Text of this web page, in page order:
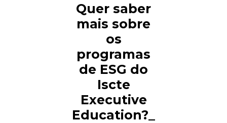
Quer saber
mais sobre
os
programas
de ESG do
Iscte
Executive
Education?_